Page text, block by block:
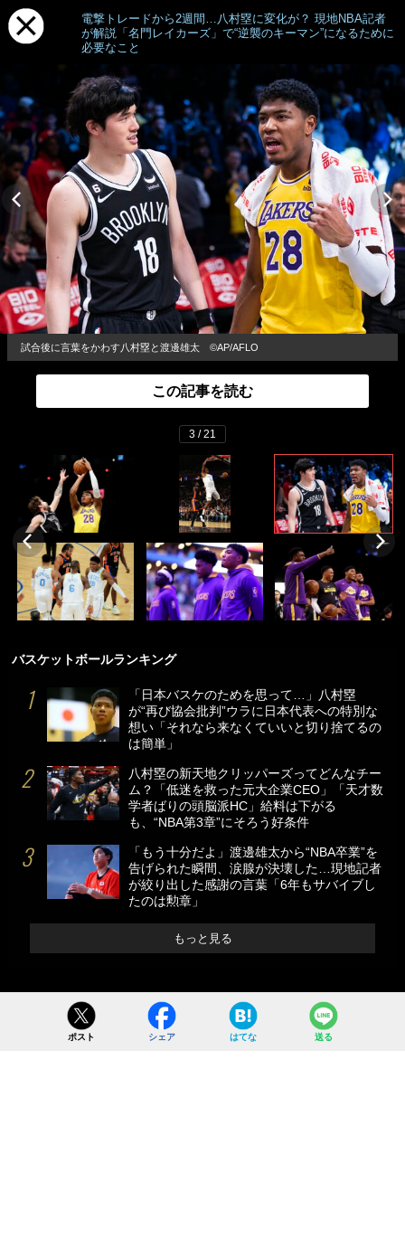
電撃トレードから2週間…八村塁に変化が？ 現地NBA記者
が解説「名門レイカーズ」で“逆襲のキーマン”になるために
必要なこと
試合後に言葉をかわす八村塁と渡邊雄太 ©︎AP/AFLO
この記事を読む
3 / 21
バスケットボールランキング
「日本バスケのためを思って…」八村塁
が“再び協会批判”ウラに日本代表への特別な
想い「それなら来なくていいと切り捨てるの
は簡単」
八村塁の新天地クリッパーズってどんなチー
ム？「低迷を救った元大企業CEO」「天才数
学者ばりの頭脳派HC」給料は下がる
も、“NBA第3章”にそろう好条件
「もう十分だよ」渡邊雄太から“NBA卒業”を
告げられた瞬間、涙腺が決壊した…現地記者
が絞り出した感謝の言葉「6年もサバイブし
たのは勲章」
もっと見る
ポスト シェア はてな 送る